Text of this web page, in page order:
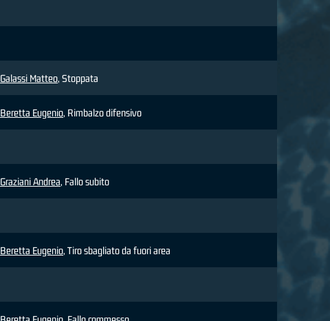
Galassi Matteo, Stoppata
Beretta Eugenio, Rimbalzo difensivo
Graziani Andrea, Fallo subito
Beretta Eugenio, Tiro sbagliato da fuori area